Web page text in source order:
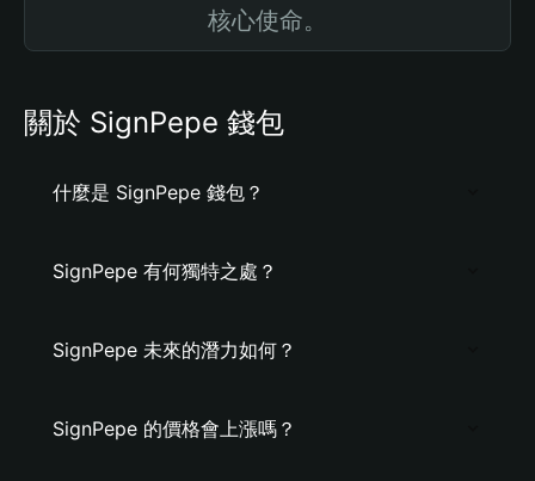
核心使命。
關於 SignPepe 錢包
什麼是 SignPepe 錢包？
SignPepe 有何獨特之處？
SignPepe 未來的潛力如何？
SignPepe 的價格會上漲嗎？